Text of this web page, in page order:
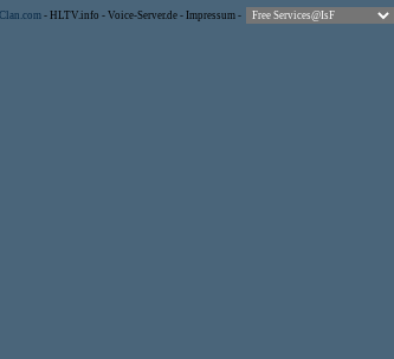
- HLTV.info - Voice-Server.de - Impressum -